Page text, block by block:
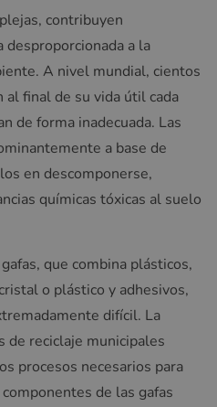
contribuyen
desproporcionada a la
A nivel mundial, cientos
final de su vida útil cada
de forma inadecuada. Las
a base de
en descomponerse,
químicas tóxicas al suelo
que combina plásticos,
o plástico y adhesivos,
difícil. La
de reciclaje municipales
procesos necesarios para
de las gafas